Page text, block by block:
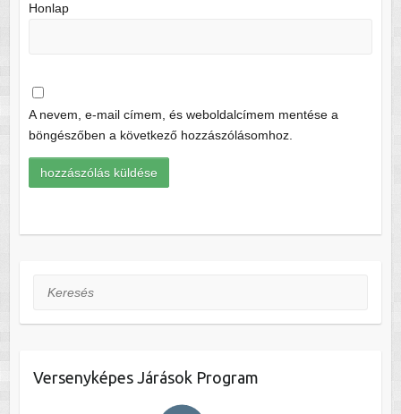
Honlap
A nevem, e-mail címem, és weboldalcímem mentése a
böngészőben a következő hozzászólásomhoz.
Keresés
Versenyképes Járások Program